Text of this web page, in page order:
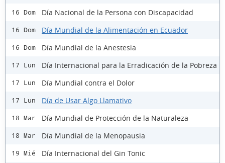
16 Dom Día Nacional de la Persona con Discapacidad
16 Dom Día Mundial de la Alimentación en Ecuador
16 Dom Día Mundial de la Anestesia
17 Lun Día Internacional para la Erradicación de la Pobreza
17 Lun Día Mundial contra el Dolor
17 Lun Día de Usar Algo Llamativo
18 Mar Día Mundial de Protección de la Naturaleza
18 Mar Día Mundial de la Menopausia
19 Mié Día Internacional del Gin Tonic